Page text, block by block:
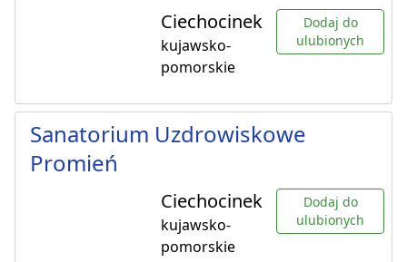
Ciechocinek
kujawsko-
pomorskie
Dodaj do
ulubionych
Sanatorium Uzdrowiskowe
Promień
Ciechocinek
kujawsko-
pomorskie
Dodaj do
ulubionych